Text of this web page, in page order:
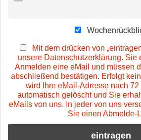
Mit dem drücken von
unsere Datenschutzerklärung. Sie
Anmelden eine eMail und müssen
abschließend bestätigen. Erfolgt
wird Ihre eMail-Adresse nach
automatisch gelöscht und Sie
eMails von uns. In jeder von uns
Sie einen Abmelde-